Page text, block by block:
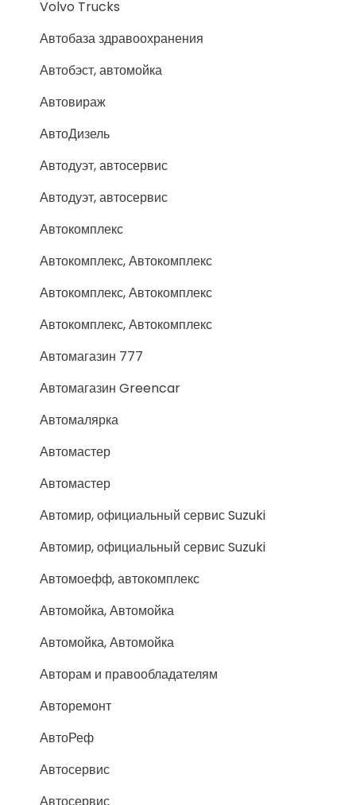
Volvo Trucks
Автобаза здравоохранения
Автобэст, автомойка
Автовираж
АвтоДизель
Автодуэт, автосервис
Автодуэт, автосервис
Автокомплекс
Автокомплекс, Автокомплекс
Автокомплекс, Автокомплекс
Автокомплекс, Автокомплекс
Автомагазин 777
Автомагазин Greencar
Автомалярка
Автомастер
Автомастер
Автомир, официальный сервис Suzuki
Автомир, официальный сервис Suzuki
Автомоефф, автокомплекс
Автомойка, Автомойка
Автомойка, Автомойка
Авторам и правообладателям
Авторемонт
АвтоРеф
Автосервис